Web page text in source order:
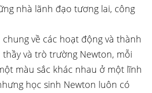
nhà lãnh đạo tương lai, công
về các hoạt động và thành
và trò trường Newton, mỗi
màu sắc khác nhau ở một lĩnh
học sinh Newton luôn có